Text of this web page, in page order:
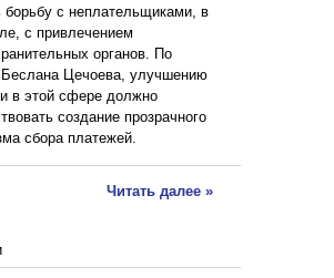
борьбу с неплательщиками, в
с привлечением
органов. По
Цечоева, улучшению
в этой сфере должно
создание прозрачного
сбора платежей.
Читать далее »